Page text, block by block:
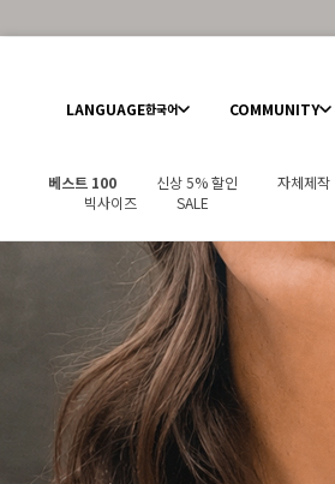
LANGUAGE한국어 COMMUNITY
베스트 100 신상 5% 할인 자체제작
빅사이즈
SALE